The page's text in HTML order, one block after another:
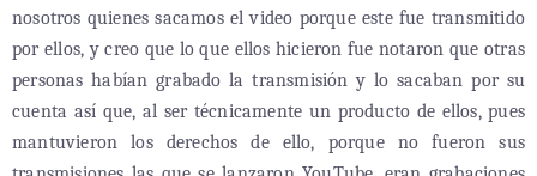
nosotros quienes sacamos el video porque este fue transmitido
por ellos, y creo que lo que ellos hicieron fue notaron que otras
personas habían grabado la transmisión y lo sacaban por su
cuenta así que, al ser técnicamente un producto de ellos, pues
mantuvieron los derechos de ello, porque no fueron sus